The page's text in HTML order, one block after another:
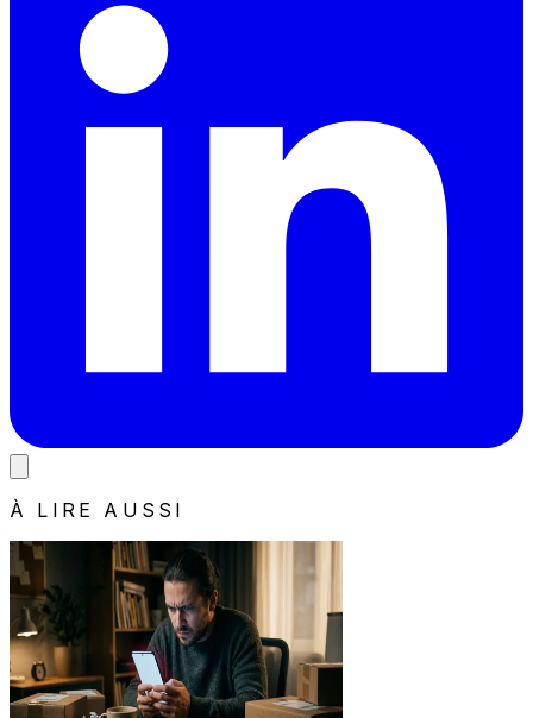
À LIRE AUSSI